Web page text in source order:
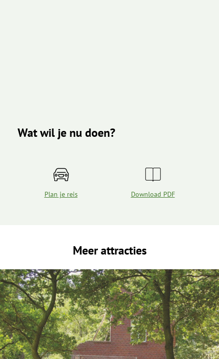
Wat wil je nu doen?
Plan je reis Download PDF
Meer attracties